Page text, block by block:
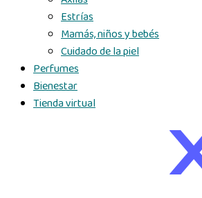
Estrías
Mamás, niños y bebés
Cuidado de la piel
Perfumes
Bienestar
Tienda virtual